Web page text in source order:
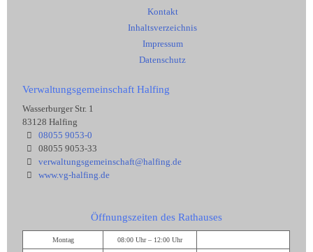
Kontakt
Inhaltsverzeichnis
Impressum
Datenschutz
Verwaltungsgemeinschaft Halfing
Wasserburger Str. 1
83128 Halfing
08055 9053-0
08055 9053-33
verwaltungsgemeinschaft@halfing.de
www.vg-halfing.de
Öffnungszeiten des Rathauses
Montag 08:00 Uhr – 12:00 Uhr